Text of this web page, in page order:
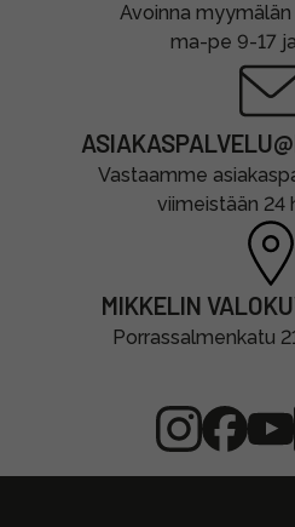
Avoinna
ma-pe 9-17
Vastaamme
viimeistään 24
MIKKELIN
Porrassalmenkatu